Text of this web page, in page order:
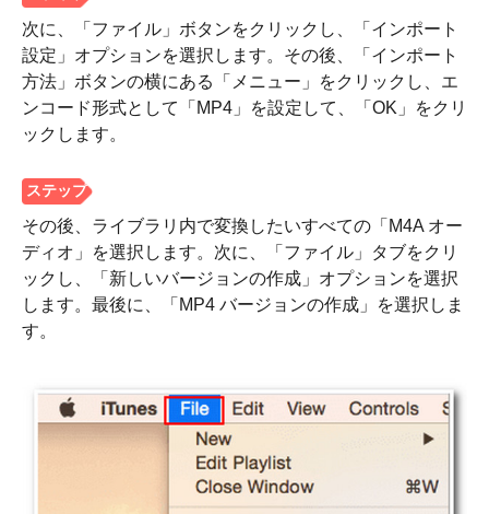
次に、「ファイル」ボタンをクリックし、「インポート
設定」オプションを選択します。その後、「インポート
方法」ボタンの横にある「メニュー」をクリックし、エ
ンコード形式として「MP4」を設定して、「OK」をクリ
ックします。
その後、ライブラリ内で変換したいすべての「M4A オー
ディオ」を選択します。次に、「ファイル」タブをクリ
ックし、「新しいバージョンの作成」オプションを選択
します。最後に、「MP4 バージョンの作成」を選択しま
す。